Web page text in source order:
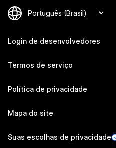
Login de desenvolvedores
Termos de serviço
Política de privacidade
Mapa do site
Suas escolhas de privacidade